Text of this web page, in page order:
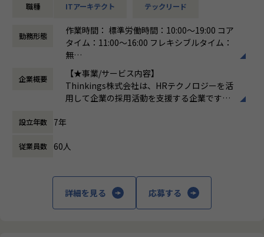
ます。フルスタックなエンジニアを目指せる環境です。
高い技術力のある技術者が豊富にいるので、次はこの技術を
やってみたいという声ややるべきという考えが出てくる風土
です。世界中の最先端テクノロジーと結び付け、お客様や自
社のビジネスイノベーションに貢献できます。
チームとして助け合って業務を遂行する環境。 チームワーク
を大切にしており、日常的なコミュニケーション、コードレ
ビュー、スキル共有を通じて、メンバー全員が成長できるカ
昨年度有給取得率８０％以上。プライベートも充実し、やり
ンと安定した納得の給与も得ることが可能です。
【業務の変更の範囲】
を見極める検証開発を行っています。企画と開発が一体とな
「顧客にどんな新しいソリューションを提供できるか」を技
術・ビジネスの両面からアプローチしていただきます。
▼新規領域におけるアーキテクチャ設計・技術選定
フロントエンド、バックエンド、インフラ、LLMモデル選定
など、サービス化を見据えたゼロベースからの土台作りと技
装
▼ビジネスサイド（PdM・経営層）と連携した技術的アプロ
ーチの策定
職種 ITアーキテクト テックリード
勤務形態
作業時間： 標準労働時間：10:00～19:00 コア
タイム：11:00～16:00 フレキシブルタイム：
無
働き方：
フレックス制（コアタイムあり）
時間外労働の有無： 有（月平均15時間）
休憩時間： 60分
企業概要
【★事業/サービス内容】
Thinkings株式会社は、HRテクノロジーを活
用して企業の採用活動を支援する企業です。
採用管理システムで、企業が効率的かつ効果
します。sonar ATSは、応募者の管理、面接
ます。また、AIを活用したエントリーシート
選考支援機能も搭載しており、企業の採用活
動をさらに効率化します。
設立年数 7年
従業員数 60人
詳細を見る 応募する